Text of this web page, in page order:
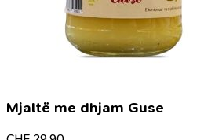
Mjaltë me dhjam Guse